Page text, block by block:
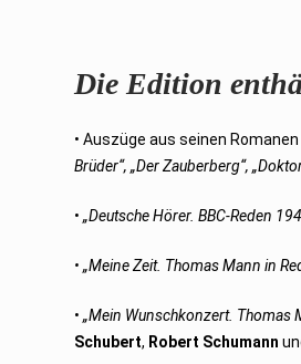
Die Edition
• Auszüge aus seinen
Brüder“, „Der Zauberberg“,
•„Deutsche Hörer. BBC-Reden
• „Meine Zeit. Thomas Mann in
•„Mein Wunschkonzert. Thomas
Schubert, Robert Schumann